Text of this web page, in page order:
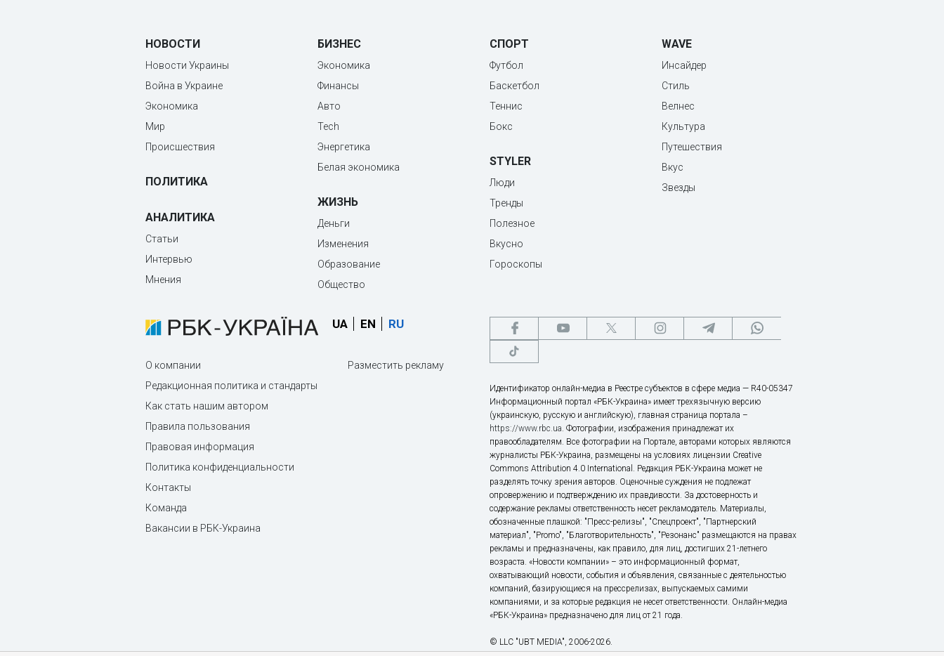
НОВОСТИ
Новости Украины
Война в Украине
Экономика
Мир
Происшествия
ПОЛИТИКА
АНАЛИТИКА
Статьи
Интервью
Мнения
БИЗНЕС
Экономика
Финансы
Авто
Tech
Энергетика
Белая экономика
ЖИЗНЬ
Деньги
Изменения
Образование
Общество
СПОРТ
Футбол
Баскетбол
Теннис
Бокс
STYLER
Люди
Тренды
Полезное
Вкусно
Гороскопы
WAVE
Инсайдер
Стиль
Велнес
Культура
Путешествия
Вкус
Звезды
UA EN RU
О компании
Редакционная политика и стандарты
Как стать нашим автором
Правила пользования
Правовая информация
Политика конфиденциальности
Контакты
Команда
Вакансии в РБК-Украина
Разместить рекламу
Идентификатор онлайн-медиа в Реестре субъектов в сфере медиа — R40-05347
Информационный портал «РБК-Украина» имеет трехязычную версию
(украинскую, русскую и английскую), главная страница портала –
https://www.rbc.ua. Фотографии, изображения принадлежат их
правообладателям. Все фотографии на Портале, авторами которых являются
журналисты РБК-Украина, размещены на условиях лицензии Creative
Commons Attribution 4.0 International. Редакция РБК-Украина может не
разделять точку зрения авторов. Оценочные суждения не подлежат
опровержению и подтверждению их правдивости. За достоверность и
содержание рекламы ответственность несет рекламодатель. Материалы,
обозначенные плашкой: "Пресс-релизы", "Спецпроект", "Партнерский
материал", "Promo", "Благотворительность", "Резонанс" размещаются на правах
рекламы и предназначены, как правило, для лиц, достигших 21-летнего
возраста. «Новости компании» – это информационный формат,
охватывающий новости, события и объявления, связанные с деятельностью
компаний, базирующиеся на прессрелизах, выпускаемых самими
компаниями, и за которые редакция не несет ответственности. Онлайн-медиа
«РБК-Украина» предназначено для лиц от 21 года.
© LLC "UBT MEDIA", 2006-2026.